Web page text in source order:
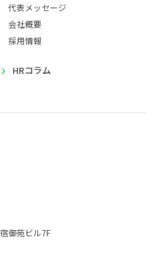
代表メッセージ
会社概要
採用情報
HRコラム
御苑ビル7F